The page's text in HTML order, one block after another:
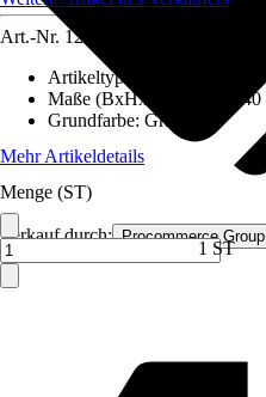
Verkauf durch: Procommerce Group
Art.-Nr. 12591734
Artikeltyp
Maße (BxHxT)
80x180x40
Grundfarbe: Grau
Mehr Artikeldetails
Menge (ST)
1 ST